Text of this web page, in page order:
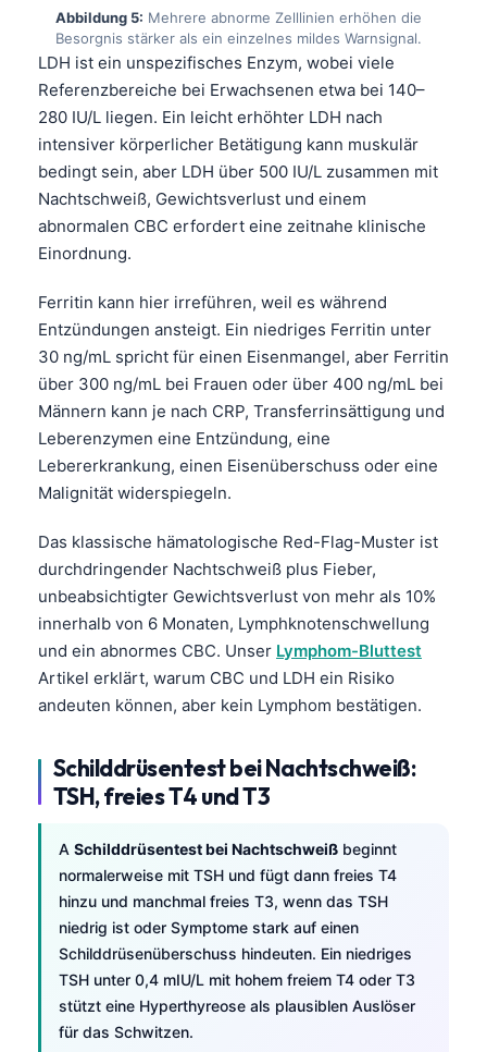
Abbildung 5: Mehrere abnorme Zelllinien erhöhen die
Besorgnis stärker als ein einzelnes mildes Warnsignal.
LDH ist ein unspezifisches Enzym, wobei viele
Referenzbereiche bei Erwachsenen etwa bei 140–
280 IU/L liegen. Ein leicht erhöhter LDH nach
intensiver körperlicher Betätigung kann muskulär
bedingt sein, aber LDH über 500 IU/L zusammen mit
Nachtschweiß, Gewichtsverlust und einem
abnormalen CBC erfordert eine zeitnahe klinische
Einordnung.
Ferritin kann hier irreführen, weil es während
Entzündungen ansteigt. Ein niedriges Ferritin unter
30 ng/mL spricht für einen Eisenmangel, aber Ferritin
über 300 ng/mL bei Frauen oder über 400 ng/mL bei
Männern kann je nach CRP, Transferrinsättigung und
Leberenzymen eine Entzündung, eine
Lebererkrankung, einen Eisenüberschuss oder eine
Malignität widerspiegeln.
Das klassische hämatologische Red-Flag-Muster ist
durchdringender Nachtschweiß plus Fieber,
unbeabsichtigter Gewichtsverlust von mehr als 10%
innerhalb von 6 Monaten, Lymphknotenschwellung
und ein abnormes CBC. Unser Lymphom-Bluttest
Artikel erklärt, warum CBC und LDH ein Risiko
andeuten können, aber kein Lymphom bestätigen.
Schilddrüsentest bei Nachtschweiß:
TSH, freies T4 und T3
A Schilddrüsentest bei Nachtschweiß beginnt
normalerweise mit TSH und fügt dann freies T4
hinzu und manchmal freies T3, wenn das TSH
niedrig ist oder Symptome stark auf einen
Schilddrüsenüberschuss hindeuten. Ein niedriges
TSH unter 0,4 mIU/L mit hohem freiem T4 oder T3
stützt eine Hyperthyreose als plausiblen Auslöser
für das Schwitzen.
සිංහල
অসমীয়া
Galego
Latviešu valoda
Македонски јазик
Euskara
Occitan
Afrikaans
Монгол
ພາສາລາວ
Basa Jawa
Cebuano
ئۇيغۇرچە
Кыргызча
Татар теле
Беларуская мова
Esperanto
Frysk
Ślōnskŏ gŏdka